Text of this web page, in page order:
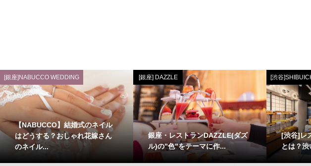
[銀座]NABUCCO WEDDING
【NABUCCO】結婚式のネイル
はどうする？おしゃれ花嫁さん
のネイル...
[銀座] DAZZLE
銀座・レストランDAZZLE(ダズ
ル)の”色”をテーマに作...
[渋谷
[渋谷]レ
とは？渋